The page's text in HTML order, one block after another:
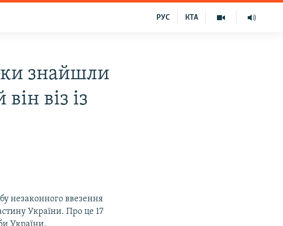
КТА
РУС
знайшли
віз із
незаконного ввезення
України. Про це 17